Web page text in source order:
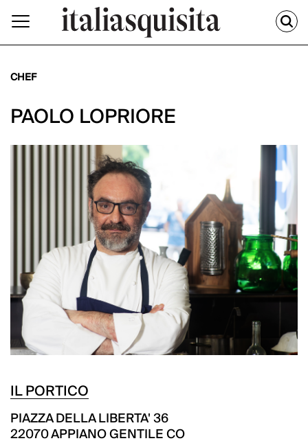
CHEF
PAOLO LOPRIORE
IL PORTICO
PIAZZA DELLA LIBERTA' 36
22070 APPIANO GENTILE CO